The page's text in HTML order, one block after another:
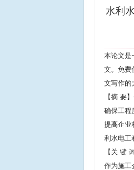
水利
本论文是
文。免费
文写作的
【摘 要
确保工程
提高企业
利水电工
【关 键
作为施工